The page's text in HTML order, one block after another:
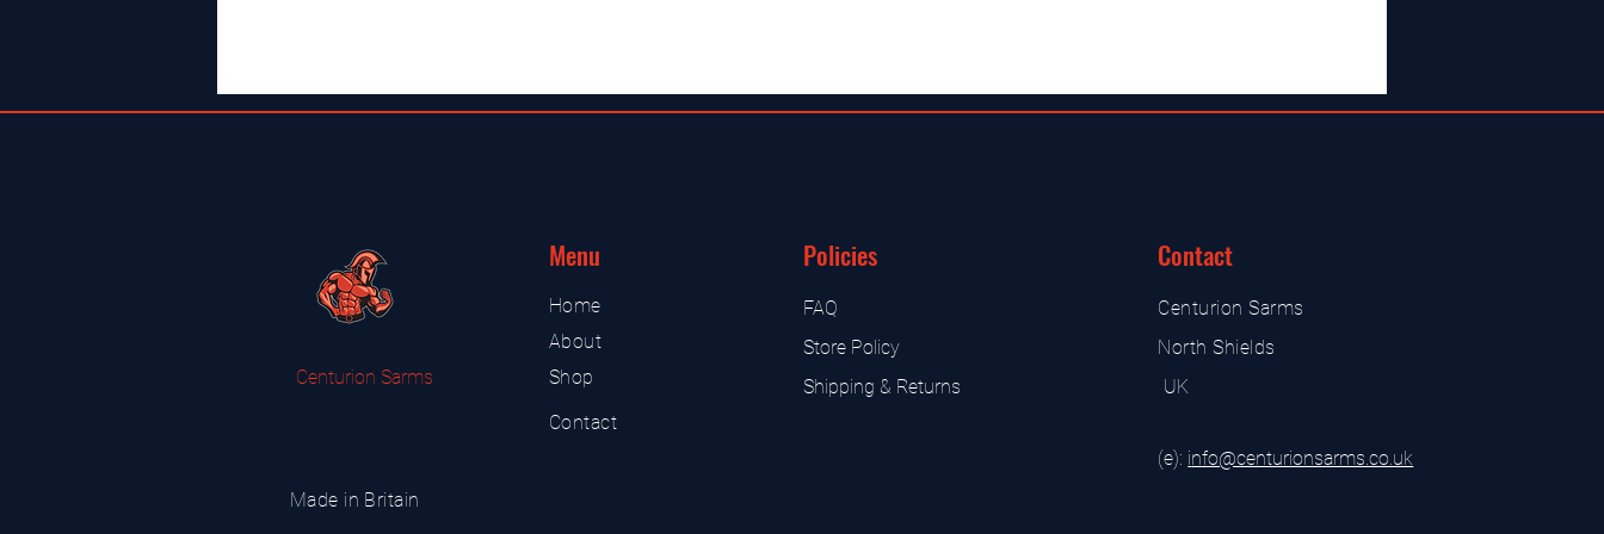
Centurion Sarms
Made in Britain
Menu
Home
About
Shop
Contact
Policies
FAQ
Store Policy
Shipping & Returns
Contact
Centurion Sarms
North Shields
UK
(e): info@centurionsarms.co.uk